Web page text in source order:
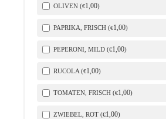
OLIVEN (€1,00)
PAPRIKA, FRISCH (€1,00)
PEPERONI, MILD (€1,00)
RUCOLA (€1,00)
TOMATEN, FRISCH (€1,00)
ZWIEBEL, ROT (€1,00)